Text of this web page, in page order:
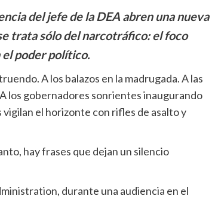
del jefe de la DEA abren una nueva
trata sólo del narcotráfico: el foco
poder político.
A los balazos en la madrugada. A las
los gobernadores sonrientes inaugurando
el horizonte con rifles de asalto y
hay frases que dejan un silencio
durante una audiencia en el